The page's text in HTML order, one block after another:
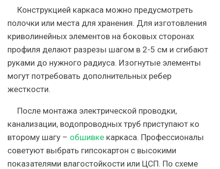
Конструкцией каркаса можно предусмотреть
полочки или места для хранения. Для изготовления
криволинейных элементов на боковых сторонах
профиля делают разрезы шагом в 2-5 см и сгибают
руками до нужного радиуса. Изогнутые элементы
могут потребовать дополнительных ребер
жесткости.
После монтажа электрической проводки,
канализации, водопроводных труб приступают ко
второму шагу – обшивке каркаса. Профессионалы
советуют выбрать гипсокартон с высокими
показателями влагостойкости или ЦСП. По схеме